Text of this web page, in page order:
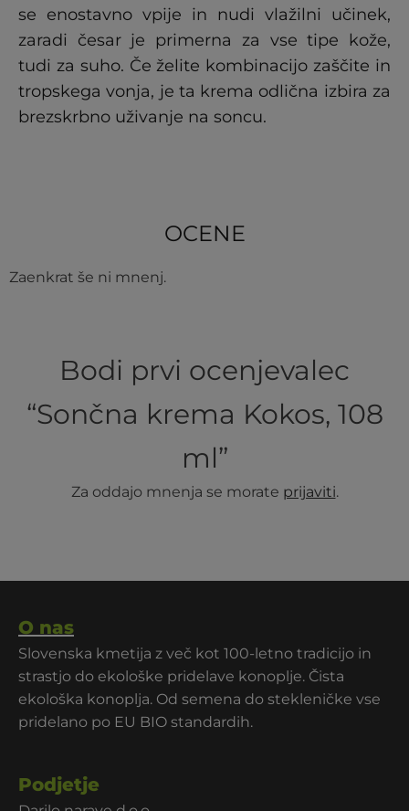
se enostavno vpije in nudi vlažilni učinek,
zaradi česar je primerna za vse tipe kože,
tudi za suho. Če želite kombinacijo zaščite in
tropskega vonja, je ta krema odlična izbira za
brezskrbno uživanje na soncu.
OCENE
Zaenkrat še ni mnenj.
Bodi prvi ocenjevalec
“Sončna krema Kokos, 108
ml”
Za oddajo mnenja se morate prijaviti.
O nas
Slovenska kmetija z več kot 100-letno tradicijo in
strastjo do ekološke pridelave konoplje. Čista
ekološka konoplja. Od semena do stekleničke vse
pridelano po EU BIO standardih.
Podjetje